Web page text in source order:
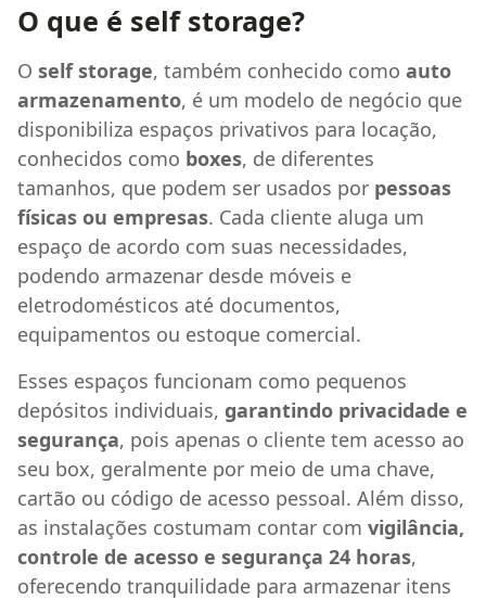
O que é self storage?
O self storage, também conhecido como auto
armazenamento, é um modelo de negócio que
disponibiliza espaços privativos para locação,
conhecidos como boxes, de diferentes
tamanhos, que podem ser usados por pessoas
físicas ou empresas. Cada cliente aluga um
espaço de acordo com suas necessidades,
podendo armazenar desde móveis e
eletrodomésticos até documentos,
equipamentos ou estoque comercial.
Esses espaços funcionam como pequenos
depósitos individuais, garantindo privacidade e
segurança, pois apenas o cliente tem acesso ao
seu box, geralmente por meio de uma chave,
cartão ou código de acesso pessoal. Além disso,
as instalações costumam contar com vigilância,
controle de acesso e segurança 24 horas,
oferecendo tranquilidade para armazenar itens